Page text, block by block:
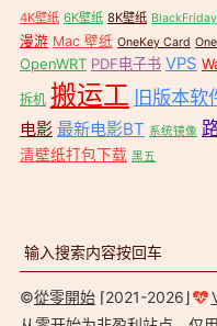
4K壁纸 6K壁纸 8K壁纸 BlackFriday
漫游 Mac 壁纸 OneKey Card
OpenWRT PDF电子书 VPS
拆机 搬运工 旧版本软
电影 最新电影BT 系统镜像
清壁纸打包下载 黑五
©從零開始⌈2021-2026⌋